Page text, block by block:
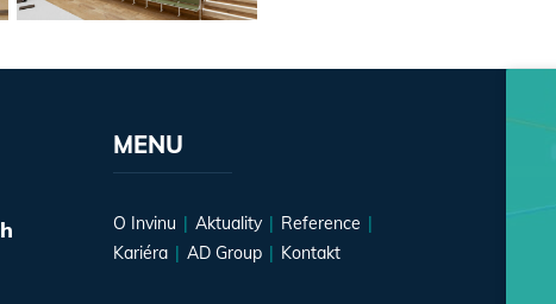
MENU
O Invinu Aktuality
Reference
Kariéra
AD Group Kontakt